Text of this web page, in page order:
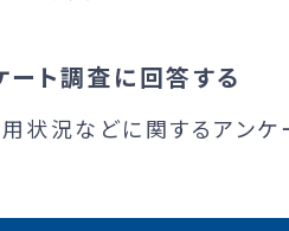
ト調査に回答する
状況などに関するアンケ